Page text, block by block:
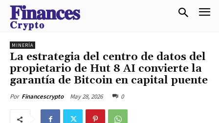
𝐅𝐢𝐧𝐚𝐧𝐜𝐞𝐬
𝐂𝐫𝐲𝐩𝐭𝐨
MINERÍA
La estrategia del centro de datos del
propietario de Hut 8 AI convierte la
garantía de Bitcoin en capital puente
Por Financescrypto May 28, 2026 0